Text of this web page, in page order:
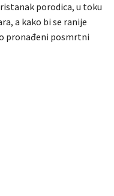
porodica, u toku
a kako bi se ranije
pronađeni posmrtni